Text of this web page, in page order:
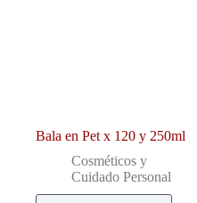
Bala en Pet x 120 y 250ml
Cosméticos y
Cuidado Personal